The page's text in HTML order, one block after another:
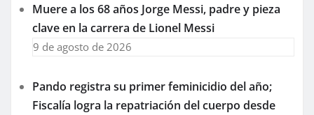
Muere a los 68 años Jorge Messi, padre y pieza
clave en la carrera de Lionel Messi
9 de agosto de 2026
Pando registra su primer feminicidio del año;
Fiscalía logra la repatriación del cuerpo desde